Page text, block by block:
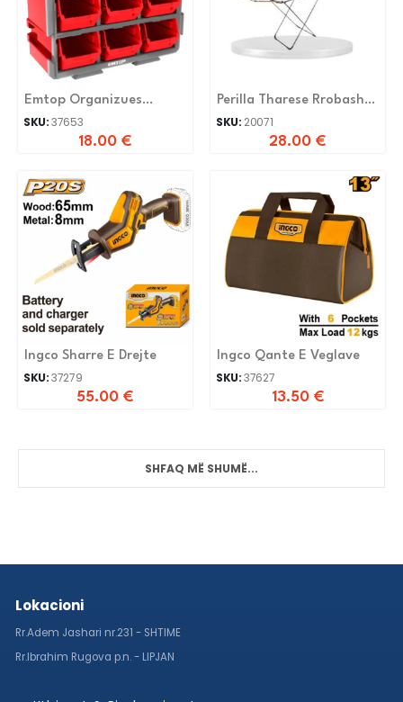
Emtop Organizues
Plastike
SKU:37653
18.00 €
Perilla Tharese Rrobash
Exclusive Black
SKU: 20071
28.00 €
Ingco Sharre E Drejte
SKU:37279
55.00 €
Ingco Qante E Veglave
SKU:37627
13.50 €
SHFAQ MË SHUMË...
Lokacioni
Rr.Adem Jashari nr.231 - SHTIME
Rr.Ibrahim Rugova p.n. - LIPJAN